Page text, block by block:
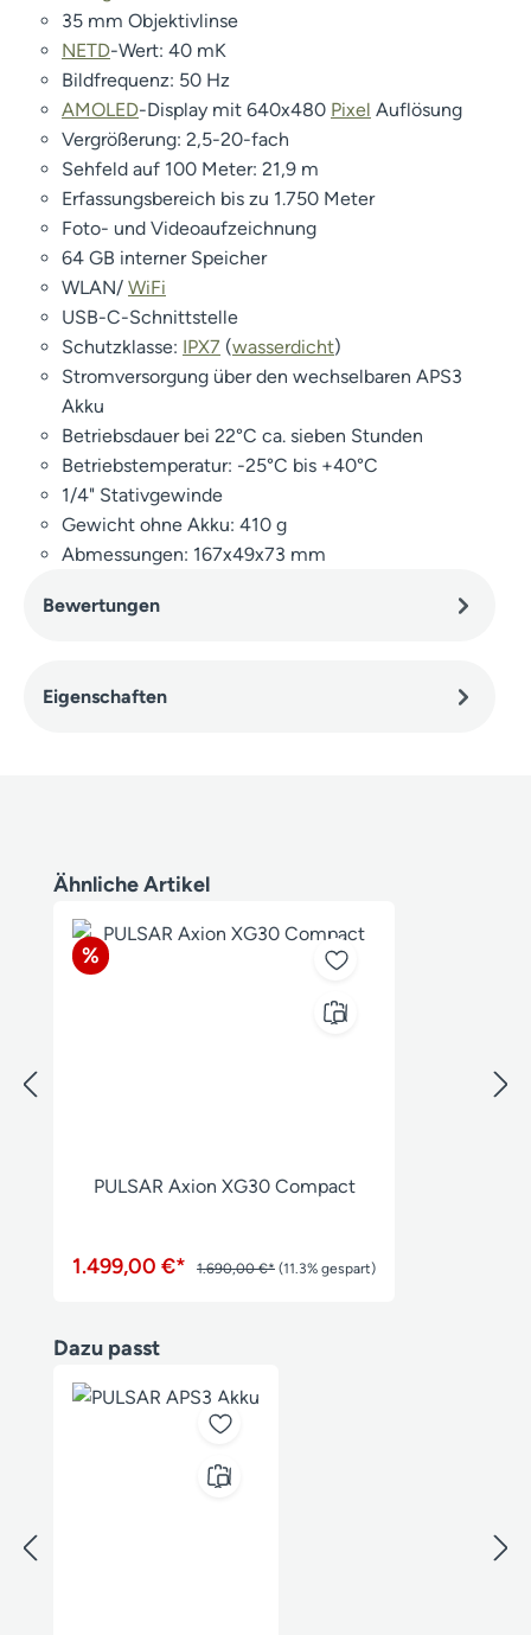
35 mm Objektivlinse
NETD-Wert: 40 mK
Bildfrequenz: 50 Hz
AMOLED-Display mit 640x480 Pixel Auflösung
Vergrößerung: 2,5-20-fach
Sehfeld auf 100 Meter: 21,9 m
Erfassungsbereich bis zu 1.750 Meter
Foto- und Videoaufzeichnung
64 GB interner Speicher
WLAN/ WiFi
USB-C-Schnittstelle
Schutzklasse: IPX7 (wasserdicht)
Stromversorgung über den wechselbaren APS3
Akku
Betriebsdauer bei 22°C ca. sieben Stunden
Betriebstemperatur: -25°C bis +40°C
1/4" Stativgewinde
Gewicht ohne Akku: 410 g
Abmessungen: 167x49x73 mm
Bewertungen
Eigenschaften
Produktgalerie überspringen
Ähnliche Artikel
Rabatt
%
PULSAR Axion XG30 Compact
1.499,00 €* 1.690,00 €* (11.3% gespart)
Produktgalerie überspringen
Dazu passt